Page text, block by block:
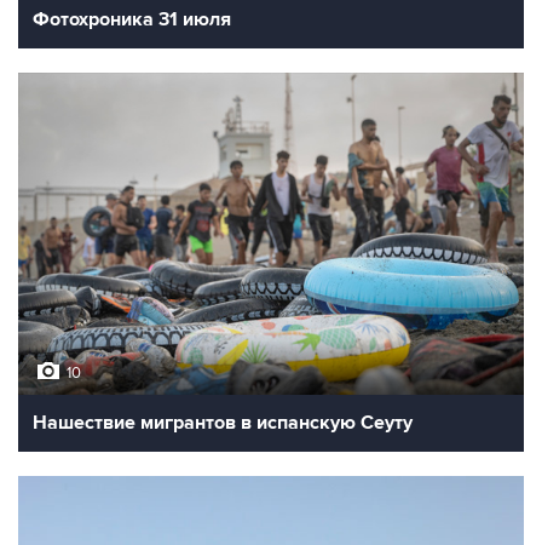
Фотохроника 31 июля
10
Нашествие мигрантов в испанскую Сеуту